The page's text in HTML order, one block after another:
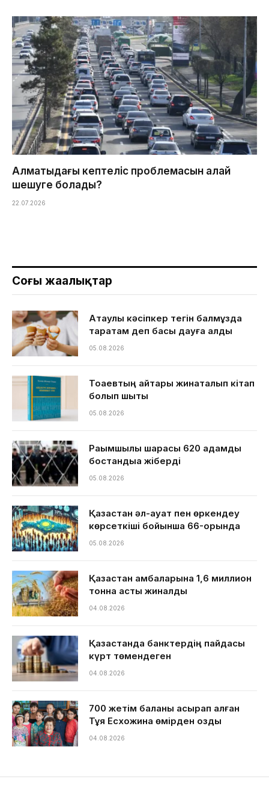
Алматыдағы кептеліс проблемасын қалай
шешуге болады?
22.07.2026
Соңғы жаңалықтар
Ақтаулық кәсіпкер тегін балмұздақ
таратам деп басы дауға қалды
05.08.2026
Тоқаевтың айтқары жинақталып кітап
болып шықты
05.08.2026
Рақымшылық шарасы 620 адамды
бостандыққа жіберді
05.08.2026
Қазақстан әл-ауқат пен өркендеу
көрсеткіші бойынша 66-орында
05.08.2026
Қазақстан қамбаларына 1,6 миллион
тонна астық жиналды
04.08.2026
Қазақстанда банктердің пайдасы
күрт төмендеген
04.08.2026
700 жетім баланы асырап алған
Тұяқ Есхожина өмірден озды
04.08.2026